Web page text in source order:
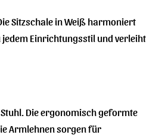
Sitzschale in Weiß harmoniert
Einrichtungsstil und verleiht
Die ergonomisch geformte
Armlehnen sorgen für